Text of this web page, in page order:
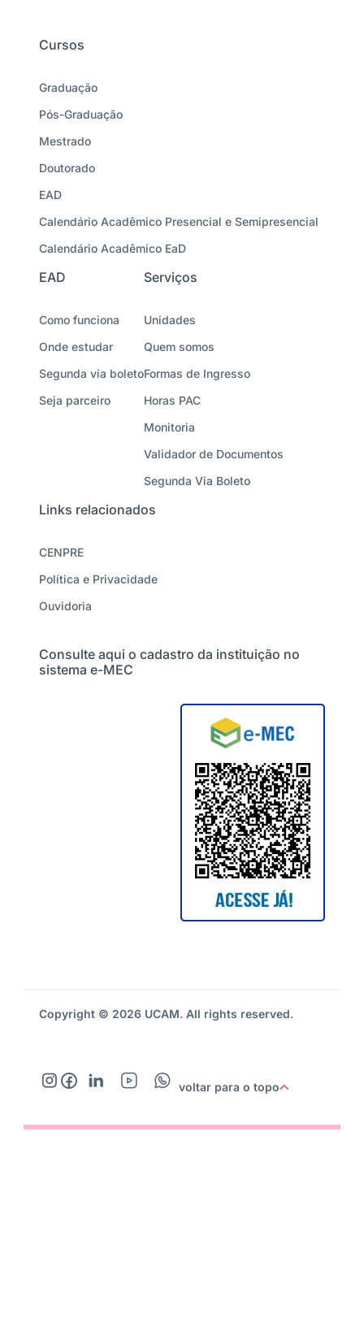
Cursos
Graduação
Pós-Graduação
Mestrado
Doutorado
EAD
Calendário Acadêmico Presencial e Semipresencial
Calendário Acadêmico EaD
EAD
Como funciona
Onde estudar
Segunda via boleto
Seja parceiro
Serviços
Unidades
Quem somos
Formas de Ingresso
Horas PAC
Monitoria
Validador de Documentos
Segunda Via Boleto
Links relacionados
CENPRE
Política e Privacidade
Ouvidoria
Consulte aqui o cadastro da instituição no
sistema e-MEC
Copyright © 2026 UCAM. All rights reserved.
voltar para o topo